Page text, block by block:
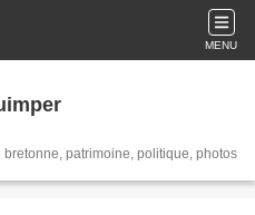
MENU
patrimoine, politique, photos